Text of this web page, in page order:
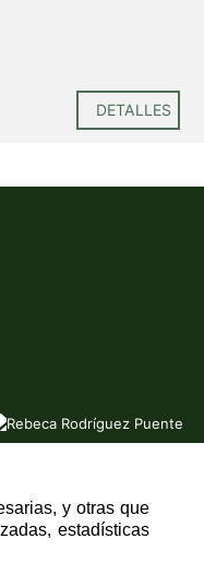
y otras que
estadísticas
DETALLES